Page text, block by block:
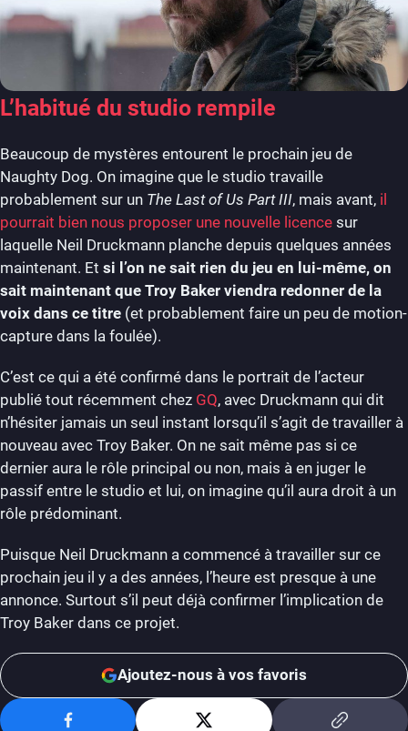
L’habitué du studio rempile
Beaucoup de mystères entourent le prochain jeu de
Naughty Dog. On imagine que le studio travaille
probablement sur un The Last of Us Part III, mais avant, il
pourrait bien nous proposer une nouvelle licence sur
laquelle Neil Druckmann planche depuis quelques années
maintenant. Et si l’on ne sait rien du jeu en lui-même, on
sait maintenant que Troy Baker viendra redonner de la
voix dans ce titre (et probablement faire un peu de motion-
capture dans la foulée).
C’est ce qui a été confirmé dans le portrait de l’acteur
publié tout récemment chez GQ, avec Druckmann qui dit
n’hésiter jamais un seul instant lorsqu’il s’agit de travailler à
nouveau avec Troy Baker. On ne sait même pas si ce
dernier aura le rôle principal ou non, mais à en juger le
passif entre le studio et lui, on imagine qu’il aura droit à un
rôle prédominant.
Puisque Neil Druckmann a commencé à travailler sur ce
prochain jeu il y a des années, l’heure est presque à une
annonce. Surtout s’il peut déjà confirmer l’implication de
Troy Baker dans ce projet.
Ajoutez-nous à vos favoris